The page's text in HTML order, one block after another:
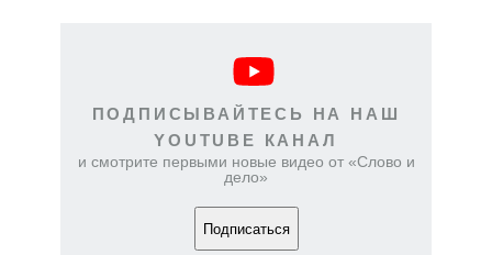
ПОДПИСЫВАЙТЕСЬ НА НАШ
YOUTUBE КАНАЛ
и смотрите первыми новые видео от «Слово и
дело»
Подписаться